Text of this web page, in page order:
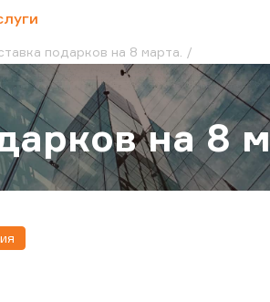
подарков на 8 марта.
на 8